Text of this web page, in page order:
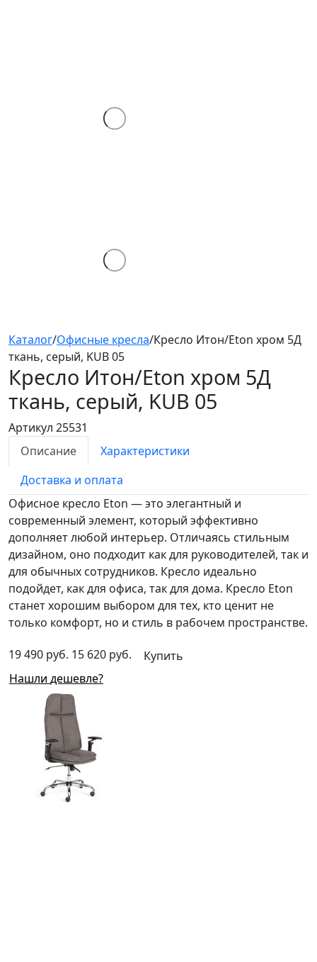
Каталог/Офисные кресла/Кресло Итон/Eton хром 5Д
ткань, серый, KUB 05
Кресло Итон/Eton хром 5Д
ткань, серый, KUB 05
Артикул 25531
Описание
Характеристики
Доставка и оплата
Офисное кресло Eton — это элегантный и
современный элемент, который эффективно
дополняет любой интерьер. Отличаясь стильным
дизайном, оно подходит как для руководителей, так и
для обычных сотрудников. Кресло идеально
подойдет, как для офиса, так для дома. Кресло Eton
станет хорошим выбором для тех, кто ценит не
только комфорт, но и стиль в рабочем пространстве.
19 490 руб. 15 620 руб.
Купить
Нашли дешевле?